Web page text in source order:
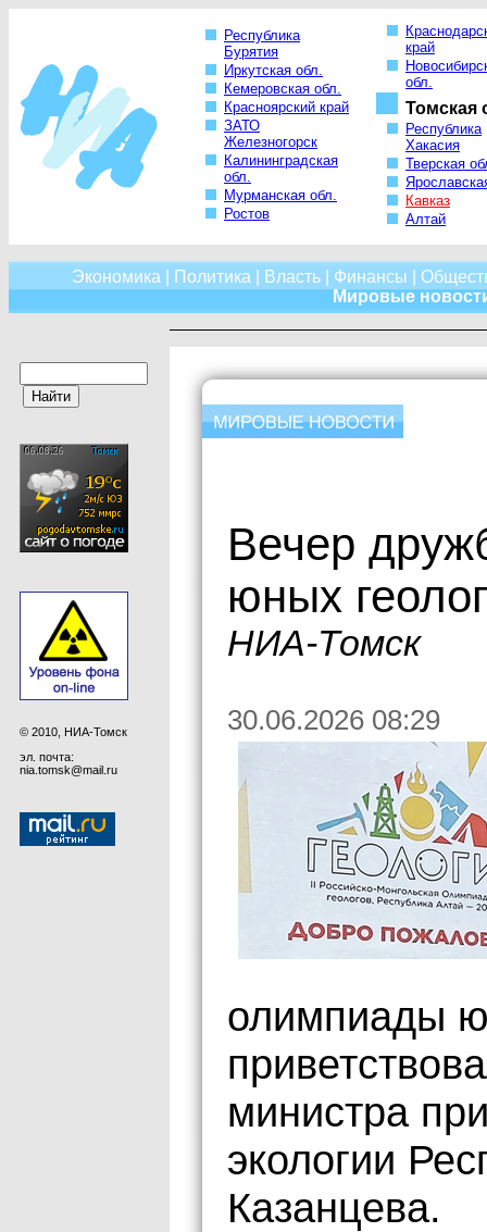
Республика
Бурятия
Иркутская обл.
Кемеровская обл.
Красноярский край
ЗАТО
Железногорск
Калининградская
обл.
Мурманская обл.
Ростов
край
обл.
Томская
Республика
Хакасия
Тверская
Кавказ
Алтай
Экономика Политика Власть| Финансы
Мировые
© 2010, НИА-Томск
эл. почта:
nia.tomsk@mail.ru
Вечер
юных
НИА-Томск
30.06.2026 08:29
олимпиады
министра
экологии
Казанцева.